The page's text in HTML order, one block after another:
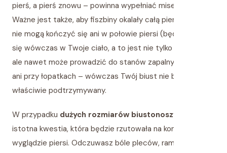
pierś, a pierś znowu – powinna wypełniać miseczkę.
Ważne jest także, aby fiszbiny okalały całą pierś z boku –
nie mogą kończyć się ani w połowie piersi (będą wżynały
się wówczas w Twoje ciało, a to jest nie tylko bolesne,
ale nawet może prowadzić do stanów zapalnych piersi!),
ani przy łopatkach – wówczas Twój biust nie będzie
właściwie podtrzymywany.
W przypadku dużych rozmiarów biustonoszy
istotna kwestia, która będzie rzutowała na komforcie i
wyglądzie piersi. Odczuwasz bóle pleców, ramiączka